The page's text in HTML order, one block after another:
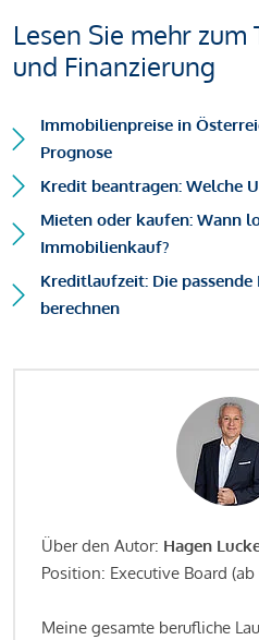
Lesen Sie mehr
und Finanzierung
Immobilienpreise in
Prognose
Kredit beantragen: Welche
Mieten oder kaufen: Wann
Immobilienkauf?
Kreditlaufzeit: Die
berechnen
Über den Autor: Hagen
Position: Executive Board (ab
Meine gesamte berufliche